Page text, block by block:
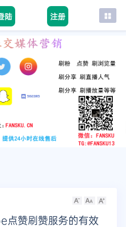
陆 注册
首页
tiktok
赞刷赞服务的有效